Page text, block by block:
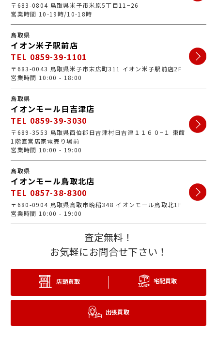
〒683-0804 鳥取県米子市米原5丁目11−26
営業時間 10-19時/10-18時
鳥取県
イオン米子駅前店
TEL 0859-39-1101
〒683-0043 鳥取県米子市末広町311 イオン米子駅前店2F
営業時間 10:00 - 18:00
鳥取県
イオンモール日吉津店
TEL 0859-39-3030
〒689-3553 鳥取県西伯郡日吉津村日吉津１１６０−１ 東館
1階直営店家電売り場前
営業時間 10:00 - 19:00
鳥取県
イオンモール鳥取北店
TEL 0857-38-8300
〒680-0904 鳥取県鳥取市晩稲348 イオンモール鳥取北1F
営業時間 10:00 - 19:00
査定無料！
お気軽にお問合せ下さい！
店頭買取 宅配買取
出張買取